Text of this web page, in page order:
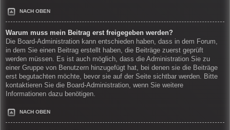
NACH OBEN
Warum muss mein Beitrag erst freigegeben werden?
Die Board-Administration kann entschieden haben, dass in dem Forum,
in dem Sie einen Beitrag erstellt haben, die Beiträge zuerst geprüft
werden müssen. Es ist auch möglich, dass die Administration Sie zu
einer Gruppe von Benutzern hinzugefügt hat, bei denen sie die Beiträge
erst begutachten möchte, bevor sie auf der Seite sichtbar werden. Bitte
kontaktieren Sie die Board-Administration, wenn Sie weitere
Informationen dazu benötigen.
NACH OBEN